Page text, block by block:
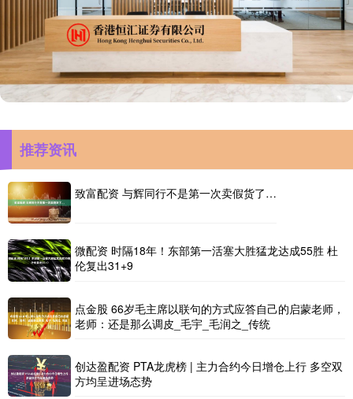
推荐资讯
致富配资 与辉同行不是第一次卖假货了…
微配资 时隔18年！东部第一活塞大胜猛龙达成55胜 杜
伦复出31+9
点金股 66岁毛主席以联句的方式应答自己的启蒙老师，
老师：还是那么调皮_毛宇_毛润之_传统
创达盈配资 PTA龙虎榜 | 主力合约今日增仓上行 多空双
方均呈进场态势